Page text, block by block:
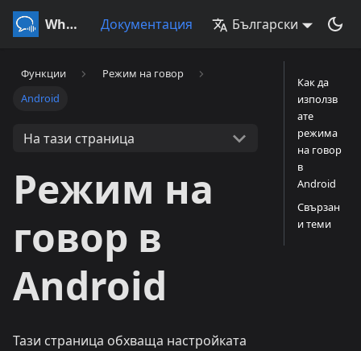
Whisperr Документация Български
Функции
Режим на говор
Android
На тази страница
Режим на
говор в
Android
Тази страница обхваща настройката
Как да
използв
ате
режима
на говор
в
Android
Свързан
и теми